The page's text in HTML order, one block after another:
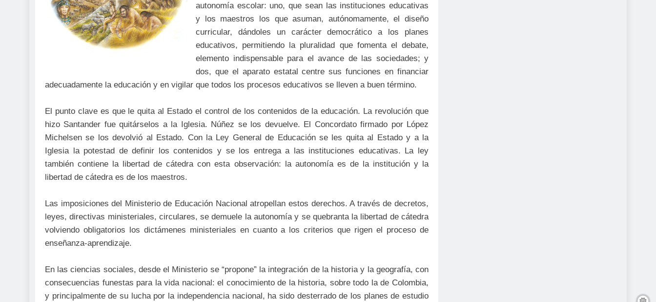
autonomía escolar: uno, que sean las instituciones educativas
y los maestros los que asuman, autónomamente, el diseño
curricular, dándoles un carácter democrático a los planes
educativos, permitiendo la pluralidad que fomenta el debate,
elemento indispensable para el avance de las sociedades; y
dos, que el aparato estatal centre sus funciones en financiar
adecuadamente la educación y en vigilar que todos los procesos educativos se lleven a buen término.
El punto clave es que le quita al Estado el control de los contenidos de la educación. La revolución que
hizo Santander fue quitárselos a la Iglesia. Núñez se los devuelve. El Concordato firmado por López
Michelsen se los devolvió al Estado. Con la Ley General de Educación se les quita al Estado y a la
Iglesia la potestad de definir los contenidos y se los entrega a las instituciones educativas. La ley
también contiene la libertad de cátedra con esta observación: la autonomía es de la institución y la
libertad de cátedra es de los maestros.
Las imposiciones del Ministerio de Educación Nacional atropellan estos derechos. A través de decretos,
leyes, directivas ministeriales, circulares, se demuele la autonomía y se quebranta la libertad de cátedra
volviendo obligatorios los dictámenes ministeriales en cuanto a los criterios que rigen el proceso de
enseñanza-aprendizaje.
En las ciencias sociales, desde el Ministerio se “propone” la integración de la historia y la geografía, con
consecuencias funestas para la vida nacional: el conocimiento de la historia, sobre todo la de Colombia,
y principalmente de su lucha por la independencia nacional, ha sido desterrado de los planes de estudio